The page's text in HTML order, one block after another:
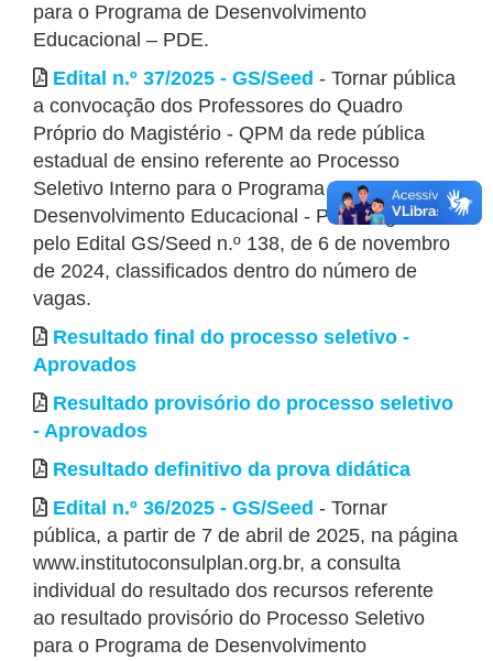
para o Programa de Desenvolvimento
Educacional – PDE.
Edital n.º 37/2025 - GS/Seed - Tornar pública
a convocação dos Professores do Quadro
Próprio do Magistério - QPM da rede pública
estadual de ensino referente ao Processo
Seletivo Interno para o Programa de
Desenvolvimento Educacional - PDE, regido
pelo Edital GS/Seed n.º 138, de 6 de novembro
de 2024, classificados dentro do número de
vagas.
Resultado final do processo seletivo -
Aprovados
Resultado provisório do processo seletivo
- Aprovados
Resultado definitivo da prova didática
Edital n.º 36/2025 - GS/Seed - Tornar
pública, a partir de 7 de abril de 2025, na página
www.institutoconsulplan.org.br, a consulta
individual do resultado dos recursos referente
ao resultado provisório do Processo Seletivo
para o Programa de Desenvolvimento